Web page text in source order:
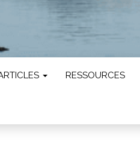
RESSOURCES